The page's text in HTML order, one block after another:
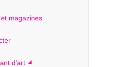
magazines
d'art